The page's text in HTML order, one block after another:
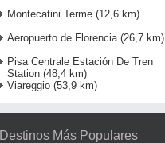
Montecatini Terme (12,6 km)
Aeropuerto de Florencia(26,7 km)
Pisa Centrale Estación De Tren
Station (48,4 km)
Viareggio (53,9 km)
Destinos Más Populares